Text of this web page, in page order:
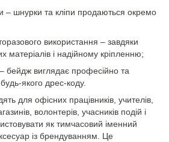
– шнурки та кліпи продаються окремо
використання – завдяки
матеріалів і надійному кріпленню;
бейдж виглядає професійно та
якого дрес-коду.
для офісних працівників, учителів,
волонтерів, учасників подій і
як тимчасовий іменний
із брендуванням. Це